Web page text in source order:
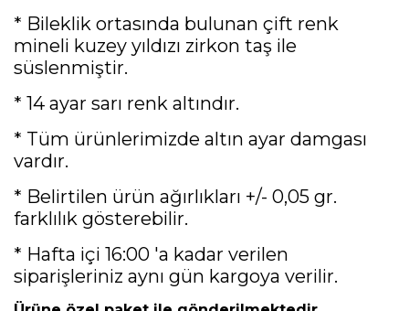
* Bileklik ortasında bulunan çift renk
mineli kuzey yıldızı zirkon taş ile
süslenmiştir.
* 14 ayar sarı renk altındır.
* Tüm ürünlerimizde altın ayar damgası
vardır.
* Belirtilen ürün ağırlıkları +/- 0,05 gr.
farklılık gösterebilir.
* Hafta içi 16:00 'a kadar verilen
siparişleriniz aynı gün kargoya verilir.